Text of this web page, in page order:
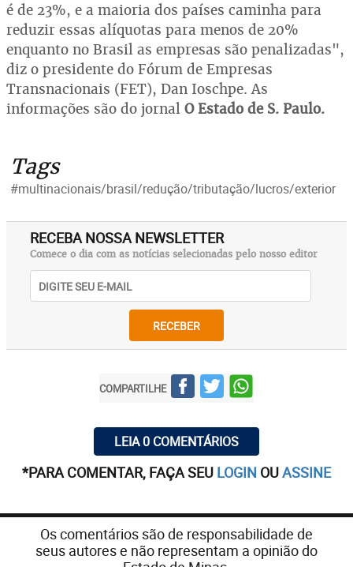
é de 23%, e a maioria dos países caminha para
reduzir essas alíquotas para menos de 20%
enquanto no Brasil as empresas são penalizadas",
diz o presidente do Fórum de Empresas
Transnacionais (FET), Dan Ioschpe. As
informações são do jornal O Estado de S. Paulo.
Tags
#multinacionais/brasil/redução/tributação/lucros/exterior
RECEBA NOSSA NEWSLETTER
Comece o dia com as notícias selecionadas pelo nosso editor
RECEBER
COMPARTILHE
LEIA 0 COMENTÁRIOS
*PARA COMENTAR, FAÇA SEU LOGIN OUASSINE
Os comentários são de responsabilidade de
seus autores e não representam a opinião do